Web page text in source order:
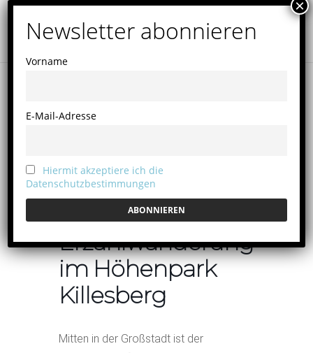
Erzählwanderung
im Höhenpark
Killesberg
Mitten in der Großstadt ist der
Vorname
E-Mail-Adresse
Hiermit akzeptiere ich die
Datenschutzbestimmungen